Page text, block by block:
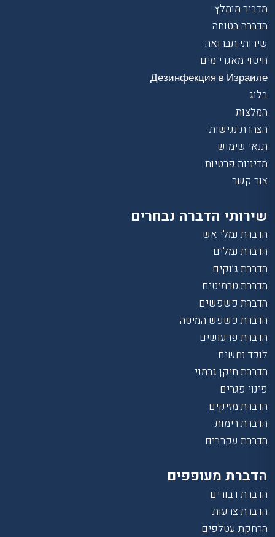
מדביר מומלץ
הדברה בטוחה
שירותי תברואה
חיטוי מאגרי מים
Дезинфекция в Израиле
בלוג
המלצות
הצהרת נגישות
תנאי שימוש
מדיניות פרטיות
צור קשר
שירותי הדברה נבחרים
הדברת נמלי אש
הדברת נמלים
הדברת ג’וקים
הדברת טרמיטים
הדברת פשפשים
הדברת פשפש המיטה
הדברת פרעושים
לוכד נחשים
הדברת תיקן גרמני
פינוי פגרים
הדברת מזיקים
הדברת רימות
הדברת עקרבים
הדברת מעופפים
הדברת דבורים
הדברת צרעות
הרחקת עטלפים